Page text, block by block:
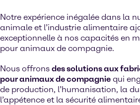
Notre expérience inégalée dans la
animale et l’industrie alimentaire
exceptionnelle à nos capacités en
pour animaux de compagnie.
Nous offrons des solutions aux
pour animaux de compagnie qui
de production, l’humanisation, la
l’appétence et la sécurité